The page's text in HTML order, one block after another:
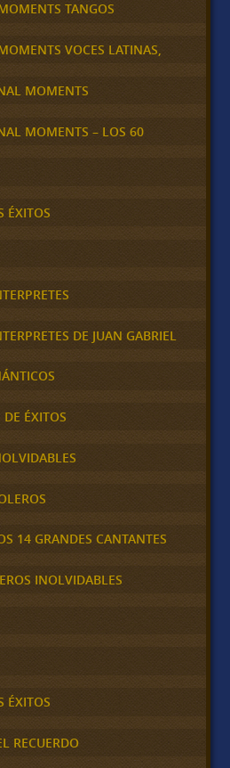
TANGOS
VOCES LATINAS,
MOMENTS
MOMENTS – LOS 60
ÉXITOS
DE JUAN GABRIEL
ÉXITOS
14 GRANDES CANTANTES
INOLVIDABLES
ÉXITOS
RECUERDO